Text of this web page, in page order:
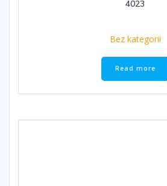
4023
Bez kategorii
Read more